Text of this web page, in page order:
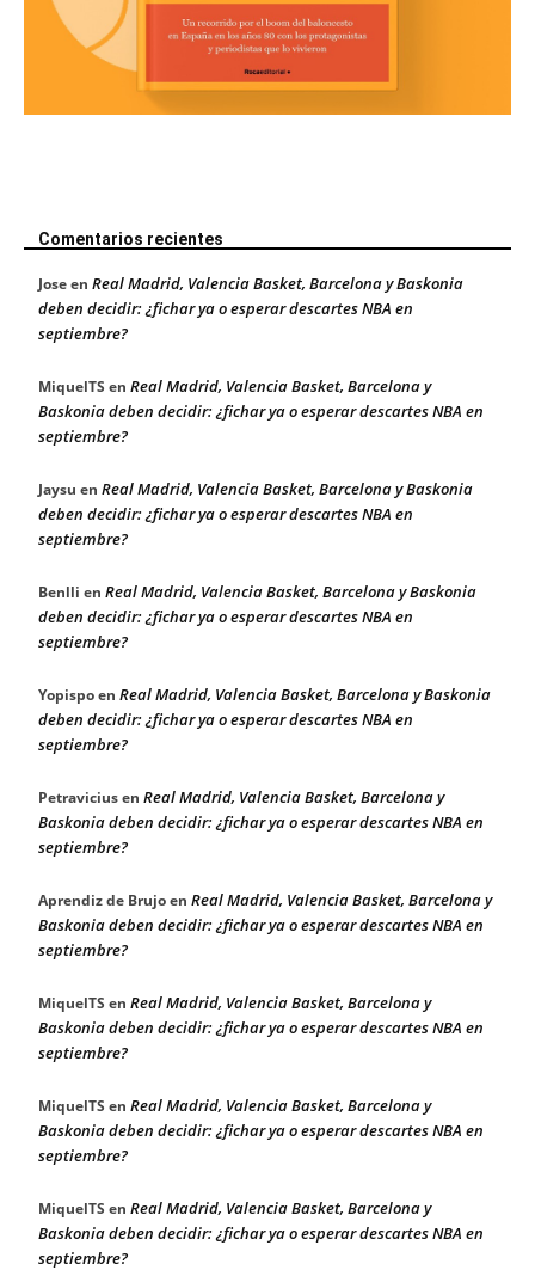
Comentarios recientes
Joseen Real Madrid, Valencia Basket, Barcelona y Baskonia
deben decidir: ¿fichar ya o esperar descartes NBA en
septiembre?
MiquelTS en Real Madrid, Valencia Basket, Barcelona y
Baskonia deben decidir: ¿fichar ya o esperar descartes NBA en
septiembre?
Jaysu en Real Madrid, Valencia Basket, Barcelona y Baskonia
deben decidir: ¿fichar ya o esperar descartes NBA en
septiembre?
Benlli en Real Madrid, Valencia Basket, Barcelona y Baskonia
deben decidir: ¿fichar ya o esperar descartes NBA en
septiembre?
Yopispoen Real Madrid, Valencia Basket, Barcelona y Baskonia
deben decidir: ¿fichar ya o esperar descartes NBA en
septiembre?
Petraviciusen Real Madrid, Valencia Basket, Barcelona y
Baskonia deben decidir: ¿fichar ya o esperar descartes NBA en
septiembre?
Aprendiz de Brujoen Real Madrid, Valencia Basket, Barcelona y
Baskonia deben decidir: ¿fichar ya o esperar descartes NBA en
septiembre?
MiquelTS en Real Madrid, Valencia Basket, Barcelona y
Baskonia deben decidir: ¿fichar ya o esperar descartes NBA en
septiembre?
MiquelTS en Real Madrid, Valencia Basket, Barcelona y
Baskonia deben decidir: ¿fichar ya o esperar descartes NBA en
septiembre?
MiquelTS en Real Madrid, Valencia Basket, Barcelona y
Baskonia deben decidir: ¿fichar ya o esperar descartes NBA en
septiembre?